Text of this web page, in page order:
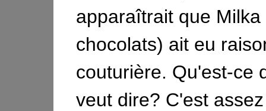
apparaîtrait que Milka
chocolats) ait eu
couturière. Qu'est-ce
veut dire? C'est